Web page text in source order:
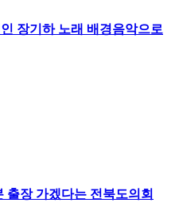
장기하 노래 배경음악으로
장 가겠다는 전북도의회